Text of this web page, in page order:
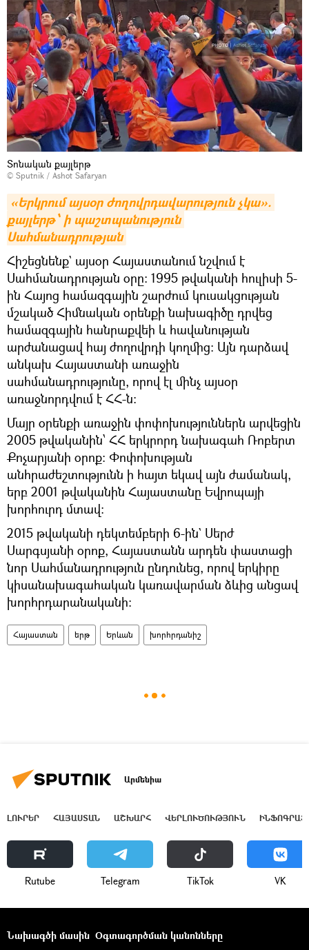
Տոնական քայլերթ
© Sputnik / Ashot Safaryan
«Երկրում այսօր ժողովրդավարություն չկա».
քայլերթ՝ ի պաշտպանություն
Սահմանադրության
Հիշեցնենք` այսօր Հայաստանում նշվում է
Սահմանադրության օրը: 1995 թվականի հուլիսի 5-
ին Հայոց համազգային շարժում կուսակցության
մշակած Հիմնական օրենքի նախագիծը դրվեց
համազգային հանրաքվեի և հավանության
արժանացավ հայ ժողովրդի կողմից: Այն դարձավ
անկախ Հայաստանի առաջին
սահմանադրությունը, որով էլ մինչ այսօր
առաջնորդվում է ՀՀ-ն։
Մայր օրենքի առաջին փոփոխություններն արվեցին
2005 թվականին՝ ՀՀ երկրորդ նախագահ Ռոբերտ
Քոչարյանի օրոք։ Փոփոխության
անհրաժեշտությունն ի հայտ եկավ այն ժամանակ,
երբ 2001 թվականին Հայաստանը Եվրոպայի
խորհուրդ մտավ։
2015 թվականի դեկտեմբերի 6-ին` Սերժ
Սարգսյանի օրոք, Հայաստանն արդեն փաստացի
նոր Սահմանադրություն ընդունեց, որով երկիրը
կիսանախագահական կառավարման ձևից անցավ
խորհրդարանականի։
Հայաստան երթ Երևան խորհրդանիշ
Արմենիա
ԼՈՒՐԵՐ ՀԱՅԱՍՏԱՆ ԱՇԽԱՐՀ ՎԵՐԼՈՒԾՈՒԹՅՈՒՆ
Rutube Telegram ТikТоk VK
Նախագծի մասին Օգտագործման կանոնները